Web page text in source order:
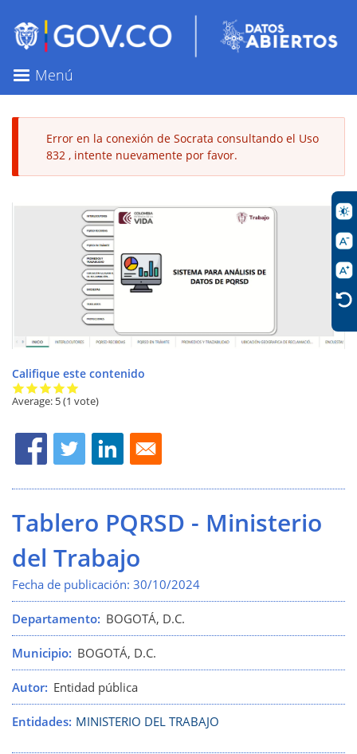
contenido
principal
Menú
Mensaje
error
Error en la conexión de Socrata consultando el Uso
832 , intente nuevamente por favor.
Califique este contenido
Average: 5(1 vote)
Tablero PQRSD - Ministerio
del Trabajo
Fecha de publicación: 30/10/2024
Departamento BOGOTÁ, D.C.
Municipio BOGOTÁ, D.C.
Autor Entidad pública
Entidades MINISTERIO DEL TRABAJO